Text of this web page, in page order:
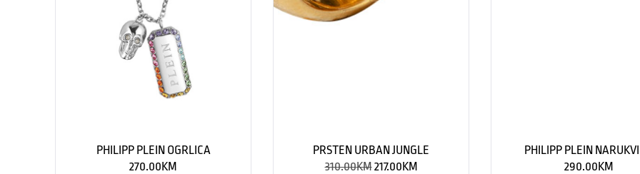
PHILIPP PLEIN OGRLICA
270.00KM
PRSTEN URBAN JUNGLE
310.00KM217.00KM
PHILIPP PLEIN
290.00KM